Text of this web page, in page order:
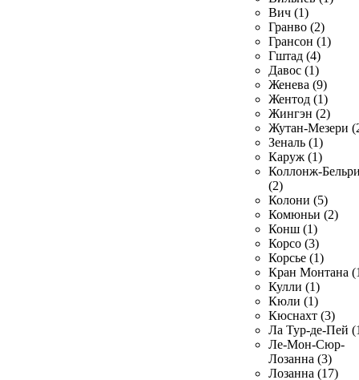
Вич (1)
Гранво (2)
Грансон (1)
Гштад (4)
Давос (1)
Женева (9)
Жентод (1)
Жингэн (2)
Жутан-Мезери
Зеналь (1)
Каруж (1)
Коллонж-
(2)
Колони (5)
Комюньи (2)
Конш (1)
Корсо (3)
Корсье (1)
Кран Монтана
Кулли (1)
Кюли (1)
Кюснахт (3)
Ла Тур-де-Пей
Ле-Мон-Сюр-
Лозанна (3)
Лозанна (17)